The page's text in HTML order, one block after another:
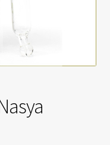
de Prana